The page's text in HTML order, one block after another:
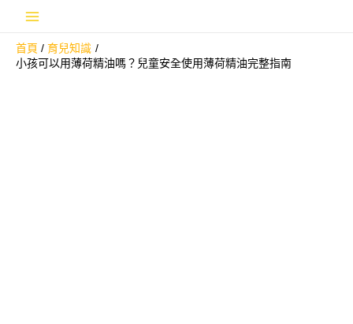
Menu
首頁
育兒知識
小孩可以用薄荷精油嗎？兒童安全使用薄荷精油完整指南